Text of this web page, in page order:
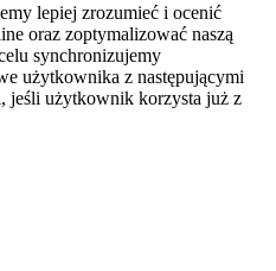
lepiej zrozumieć i ocenić
oraz zoptymalizować naszą
synchronizujemy
użytkownika z następującymi
jeśli użytkownik korzysta już z